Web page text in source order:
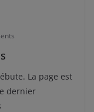
La page est
dernier